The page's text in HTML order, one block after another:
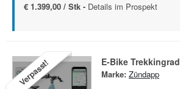
€ 1.399,00 / Stk - Details im Prospekt
Verpasst! E-Bike Trekkingrad
Marke: Zündapp